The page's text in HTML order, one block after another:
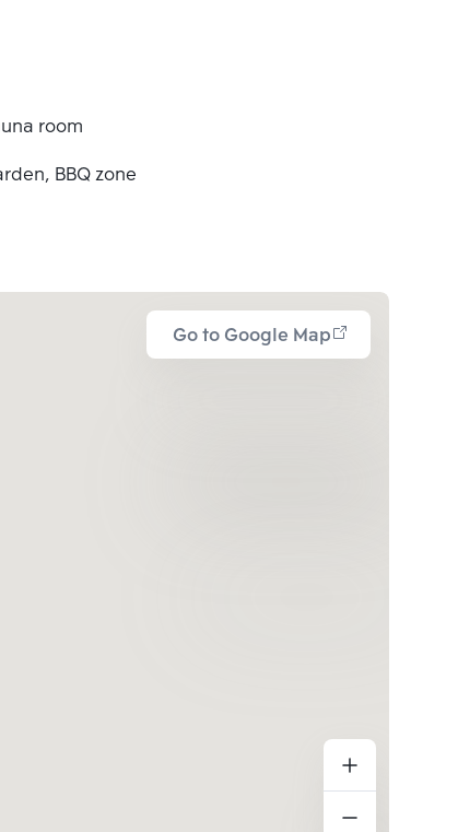
room
BBQ zone
Go to Google Map